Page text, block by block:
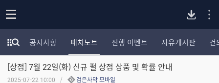
p
e
n
모
험
가
포
공지사항 패치노트 진행 이벤트 자유게시판 건
[상점] 7월 22일(화) 신규 펄 상점 상품 및 확률 안내
2025-07-22 10:00 검은사막 모바일